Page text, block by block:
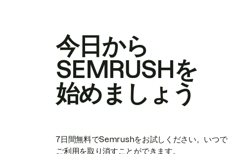
今日から
SEMRUSHを
始めましょう
7日間無料でSemrushをお試しください。いつ
ご利用を取り消すことができます。